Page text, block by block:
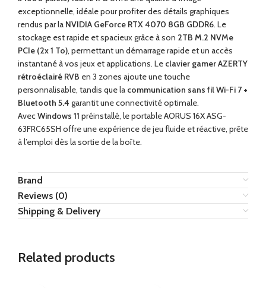
exceptionnelle, idéale pour profiter des détails graphiques
rendus par la NVIDIA GeForce RTX 4070 8GB GDDR6. Le
stockage est rapide et spacieux grâce à son 2TB M.2 NVMe
PCIe (2x 1 To), permettant un démarrage rapide et un accès
instantané à vos jeux et applications. Le clavier gamer AZERTY
rétroéclairé RVB en 3 zones ajoute une touche
personnalisable, tandis que la communication sans fil Wi-Fi 7 +
Bluetooth 5.4 garantit une connectivité optimale.
AvecWindows 11 préinstallé, le portable AORUS 16X ASG-
63FRC65SH offre une expérience de jeu fluide et réactive, prête
à l’emploi dès la sortie de la boîte.
Brand
Reviews (0)
Shipping & Delivery
Related products